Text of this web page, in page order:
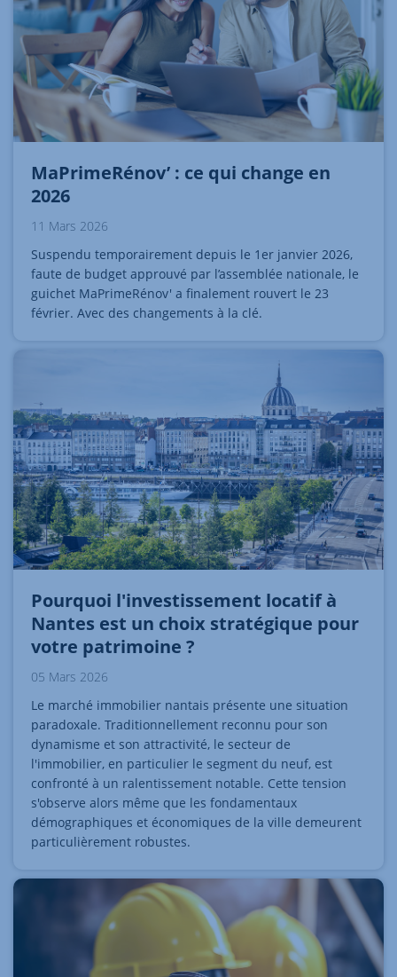
MaPrimeRénov’ : ce qui change en
2026
11 Mars 2026
Suspendu temporairement depuis le 1er janvier 2026,
faute de budget approuvé par l’assemblée nationale, le
guichet MaPrimeRénov' a finalement rouvert le 23
février. Avec des changements à la clé.
Pourquoi l'investissement locatif à
Nantes est un choix stratégique pour
votre patrimoine ?
05 Mars 2026
Le marché immobilier nantais présente une situation
paradoxale. Traditionnellement reconnu pour son
dynamisme et son attractivité, le secteur de
l'immobilier, en particulier le segment du neuf, est
confronté à un ralentissement notable. Cette tension
s'observe alors même que les fondamentaux
démographiques et économiques de la ville demeurent
particulièrement robustes.